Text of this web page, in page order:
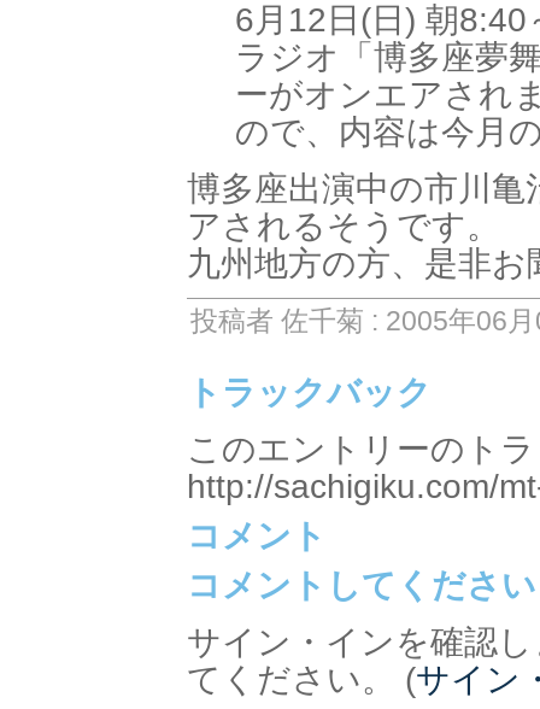
6月12日(日) 朝
ラジオ「博多座夢
ーがオンエアされ
ので、内容は今月
博多座出演中の市川
アされるそうです。
九州地方の方、是非
投稿者 佐千菊 : 2005年06
トラックバック
このエントリーのト
http://sachigiku.com/
コメント
コメントしてください
サイン・インを確認
てください。 (サイン